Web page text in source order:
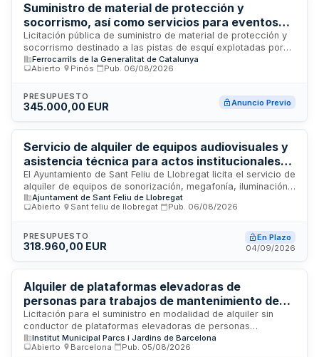
Suministro de material de protección y
socorrismo, así como servicios para eventos
deportivos en estaciones de esquí de FGC
Turismo
Licitación pública de suministro de material de protección y
socorrismo destinado a las pistas de esquí explotadas por
Ferrocarrils de la Generalitat de Catalunya. El contrato
incluye el suministro de equipos de seguridad, protección y
servicios de asistencia sanitaria y rescate durante la
celebración de eventos y actividades deportivas en las
infraestructuras de FGC Turismo, con una duración
determinada y un presupuesto de referencia de 287.500
euros. Esta contratación busca garantizar la seguridad y el
bienestar de los visitantes y deportistas en las estaciones de
montaña.
Ferrocarrils de la Generalitat de Catalunya
Abierto
Pinós Pub. 06/08/2026
PRESUPUESTO
345.000,00 EUR Anuncio Previo
Servicio de alquiler de equipos audiovisuales y
asistencia técnica para actos institucionales
del Ayuntamiento de Sant Feliu de Llobregat
El Ayuntamiento de Sant Feliu de Llobregat licita el servicio de
alquiler de equipos de sonorización, megafonía, iluminación,
proyección audiovisual y complementos asociados, junto con
asistencia técnica especializada para la realización de
contrato incluye suministro de material, personal técnico
cualificado, transporte, montaje, desmontaje, vigilancia y
Sala Iberia y el Auditori del Palau Falguera, cubriendo una
estimación superior a ciento veinte servicios anuales en
diversos emplazamientos de la ciudad.
Ajuntament de Sant Feliu de Llobregat
Abierto
Sant feliu de llobregat Pub. 06/08/2026
PRESUPUESTO
318.960,00 EUR
En Plazo
04/09/2026
Alquiler de plataformas elevadoras de
personas para trabajos de mantenimiento de
áreas verdes del Instituto Municipal de Parques
y Jardines de Barcelona
Licitación para el suministro en modalidad de alquiler sin
conductor de plataformas elevadoras de personas
destinadas a la ejecución de trabajos en arbolado viario y
zonas verdes municipales del Instituto Municipal de Parques
Institut Municipal Parcs i Jardins de Barcelona
Abierto
Barcelona Pub. 05/08/2026